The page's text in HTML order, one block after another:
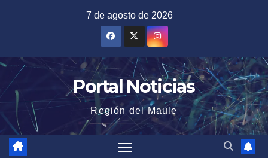
7 de agosto de 2026
Portal Noticias
Región del Maule